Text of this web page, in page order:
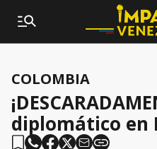
COLOMBIA
diplomático en